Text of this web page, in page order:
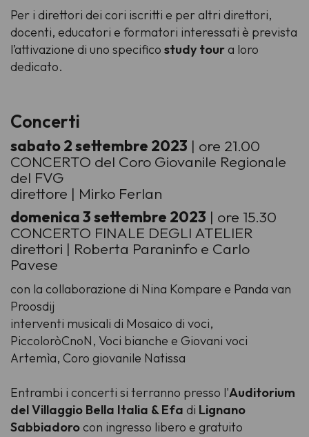
Per i direttori dei cori iscritti e per altri direttori,
docenti, educatori e formatori interessati è prevista
l’attivazione di uno specifico study toura loro
dedicato.
Concerti
sabato 2 settembre 2023 | ore 21.00
CONCERTO del Coro Giovanile Regionale
del FVG
direttore | Mirko Ferlan
domenica 3 settembre 2023 | ore 15.30
CONCERTO FINALE DEGLI ATELIER
direttori | Roberta Paraninfo e Carlo
Pavese
con la collaborazione di Nina Kompare e Panda van
Proosdij
interventi musicali di Mosaico di voci,
PiccoloròCnoN, Voci bianche e Giovani voci
Artemìa, Coro giovanile Natissa
Entrambi i concerti si terranno presso l'Auditorium
del Villaggio Bella Italia & Efa di Lignano
Sabbiadorocon ingresso libero e gratuito